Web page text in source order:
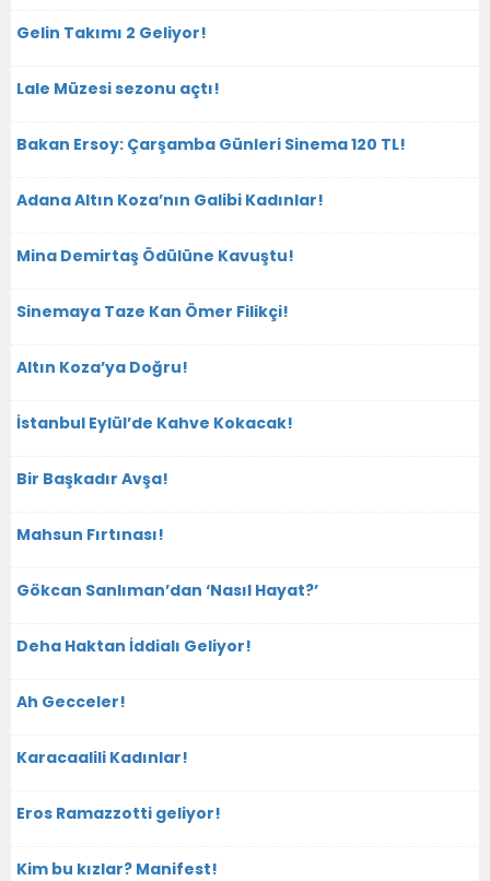
Gelin Takımı 2 Geliyor!
Lale Müzesi sezonu açtı!
Bakan Ersoy: Çarşamba Günleri Sinema 120 TL!
Adana Altın Koza’nın Galibi Kadınlar!
Mina Demirtaş Ödülüne Kavuştu!
Sinemaya Taze Kan Ömer Filikçi!
Altın Koza’ya Doğru!
İstanbul Eylül’de Kahve Kokacak!
Bir Başkadır Avşa!
Mahsun Fırtınası!
Gökcan Sanlıman’dan ‘Nasıl Hayat?’
Deha Haktan İddialı Geliyor!
Ah Gecceler!
Karacaalili Kadınlar!
Eros Ramazzotti geliyor!
Kim bu kızlar? Manifest!